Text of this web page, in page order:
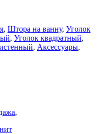
, Штора на ванну, Уголок
, Уголок квадратный,
, Аксессуары,
,